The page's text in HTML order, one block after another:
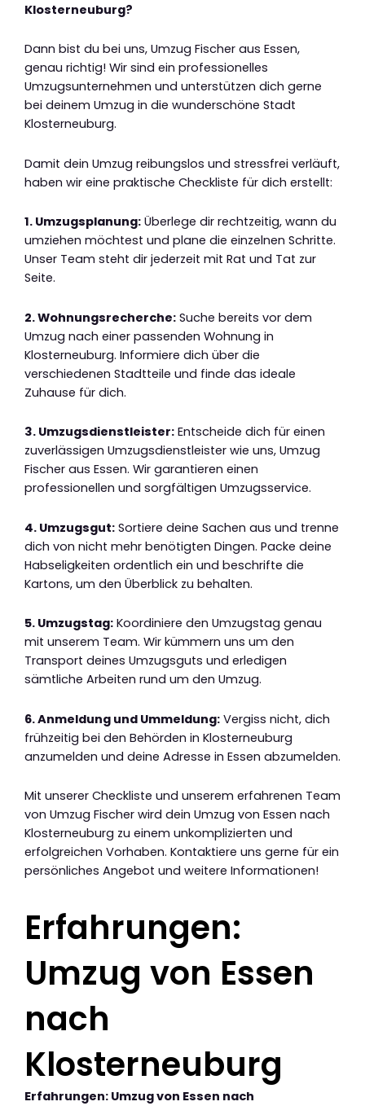
Klosterneuburg?
Dann bist du bei uns, Umzug Fischer aus Essen,
genau richtig! Wir sind ein professionelles
Umzugsunternehmen und unterstützen dich gerne
bei deinem Umzug in die wunderschöne Stadt
Klosterneuburg.
Damit dein Umzug reibungslos und stressfrei verläuft,
haben wir eine praktische Checkliste für dich erstellt:
1. Umzugsplanung: Überlege dir rechtzeitig, wann du
umziehen möchtest und plane die einzelnen Schritte.
Unser Team steht dir jederzeit mit Rat und Tat zur
Seite.
2. Wohnungsrecherche: Suche bereits vor dem
Umzug nach einer passenden Wohnung in
Klosterneuburg. Informiere dich über die
verschiedenen Stadtteile und finde das ideale
Zuhause für dich.
3. Umzugsdienstleister: Entscheide dich für einen
zuverlässigen Umzugsdienstleister wie uns, Umzug
Fischer aus Essen. Wir garantieren einen
professionellen und sorgfältigen Umzugsservice.
4. Umzugsgut: Sortiere deine Sachen aus und trenne
dich von nicht mehr benötigten Dingen. Packe deine
Habseligkeiten ordentlich ein und beschrifte die
Kartons, um den Überblick zu behalten.
5. Umzugstag: Koordiniere den Umzugstag genau
mit unserem Team. Wir kümmern uns um den
Transport deines Umzugsguts und erledigen
sämtliche Arbeiten rund um den Umzug.
6. Anmeldung und Ummeldung: Vergiss nicht, dich
frühzeitig bei den Behörden in Klosterneuburg
anzumelden und deine Adresse in Essen abzumelden.
Mit unserer Checkliste und unserem erfahrenen Team
von Umzug Fischer wird dein Umzug von Essen nach
Klosterneuburg zu einem unkomplizierten und
erfolgreichen Vorhaben. Kontaktiere uns gerne für ein
persönliches Angebot und weitere Informationen!
Erfahrungen:
Umzug von Essen
nach
Klosterneuburg
Erfahrungen: Umzug von Essen nach